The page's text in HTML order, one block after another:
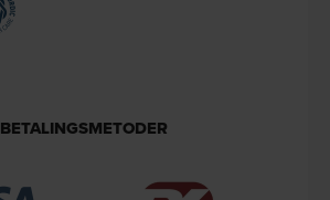
BETALINGSMETODER